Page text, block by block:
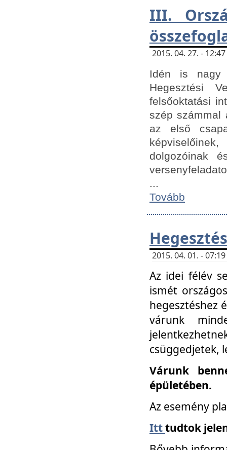
III.
2015. 04. 27. -
Idén is nagy
Hegesztési
felsőoktatási
szép számmal
az első
dolgozóinak
...
Tovább
2015. 04. 01. -
Az idei félév
ismét
hegesztéshez
várunk
csüggedjetek,
Várunk
épületében.
Az esemény
Itttudtok